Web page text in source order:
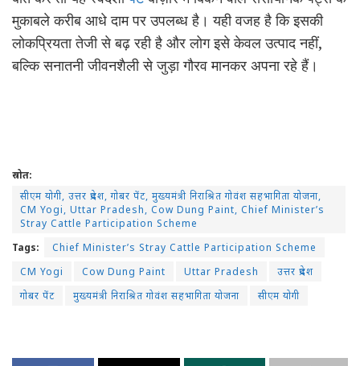
मुकाबले करीब आधे दाम पर उपलब्ध है। यही वजह है कि इसकी
लोकप्रियता तेजी से बढ़ रही है और लोग इसे केवल उत्पाद नहीं,
बल्कि सनातनी जीवनशैली से जुड़ा गौरव मानकर अपना रहे हैं।
स्रोत:
सीएम योगी, उत्तर प्रदेश, गोबर पेंट, मुख्यमंत्री निराश्रित गोवंश सहभागिता योजना,
CM Yogi, Uttar Pradesh, Cow Dung Paint, Chief Minister’s
Stray Cattle Participation Scheme
Tags:
Chief Minister’s Stray Cattle Participation Scheme
CM Yogi
Cow Dung Paint Uttar Pradesh
उत्तर प्रदेश
गोबर पेंट
मुख्यमंत्री निराश्रित गोवंश सहभागिता योजना सीएम योगी